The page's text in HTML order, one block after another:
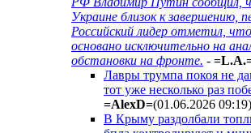
Украине близок к завершению,
Российский лидер отметил, что
основано исключительно на
обстановки на фронте. -
Лавры трумпа покоя не
тот уже несколько раз
=AlexD=(01.06.2026 09:19)
В Крыму раздолбали